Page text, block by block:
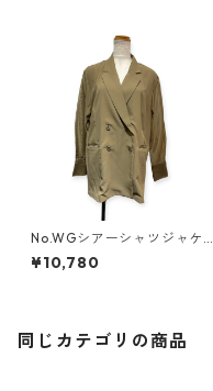
No.WGシアーシャツジャケッ
ト
¥10,780
同じカテゴリの商品